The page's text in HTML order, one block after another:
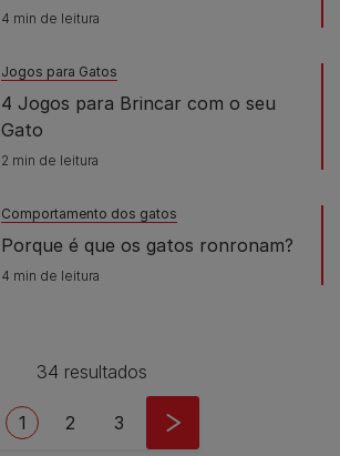
4 min de leitura
Jogos para Gatos
4 Jogos para Brincar com o seu
Gato
2 min de leitura
Comportamento dos gatos
Porque é que os gatos ronronam?
4 min de leitura
34 resultados
Current page
1 Page
2 Page
3